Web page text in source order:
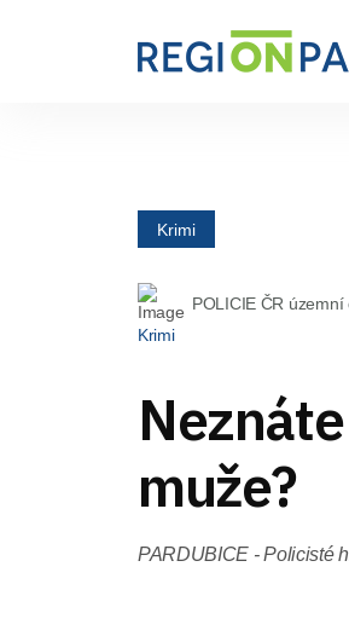
Krimi
POLICIE ČR
Krimi
muže?
PARDUBICE - Policisté